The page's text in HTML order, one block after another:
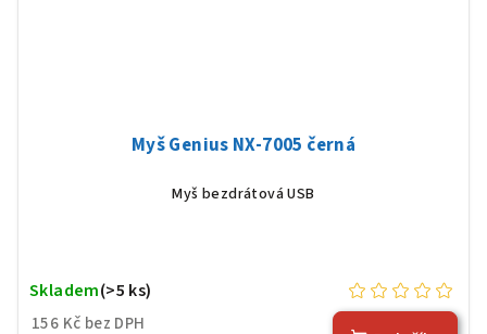
Myš Genius NX-7005 černá
Myš bezdrátová USB
156 Kč bez DPH
Skladem(>5 ks)